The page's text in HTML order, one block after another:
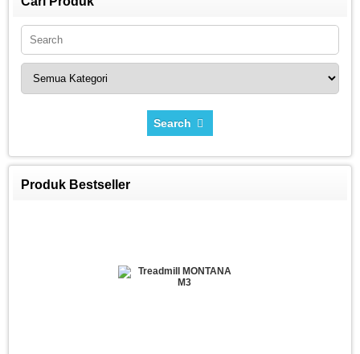
Search
Produk Bestseller